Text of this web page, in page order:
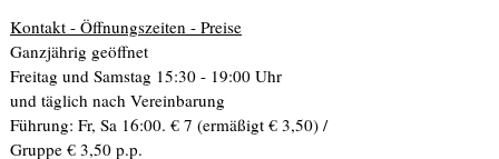
Kontakt - Öffnungszeiten - Preise
Ganzjährig geöffnet
Freitag und Samstag 15:30 - 19:00 Uhr
und täglich nach Vereinbarung
Führung: Fr, Sa 16:00. € 7 (ermäßigt € 3,50) /
Gruppe € 3,50 p.p.